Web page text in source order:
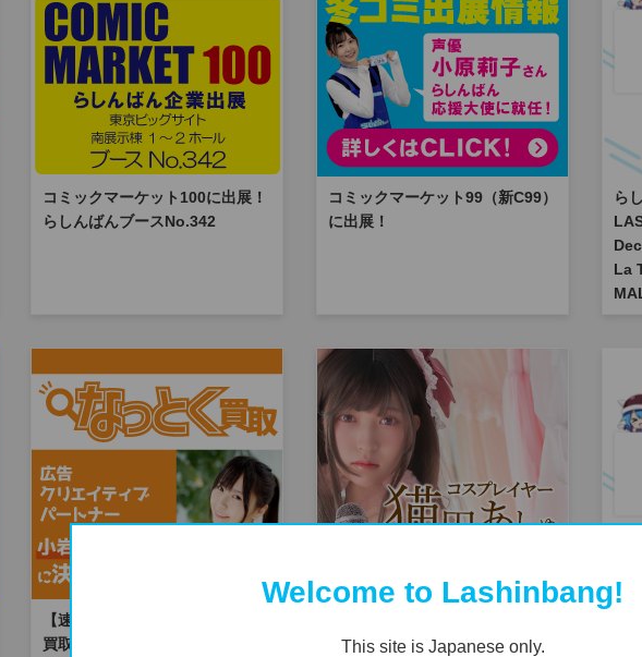
コミックマーケット100に出展！
らしんばんブースNo.342
コミックマーケット99（新C99）
に出展！
ら
La
【速報】小岩井ことり「なっとく
買取」広告クリエイティブパート
長オンライン
【
り
Welcome to Lashinbang!
This site is Japanese only.